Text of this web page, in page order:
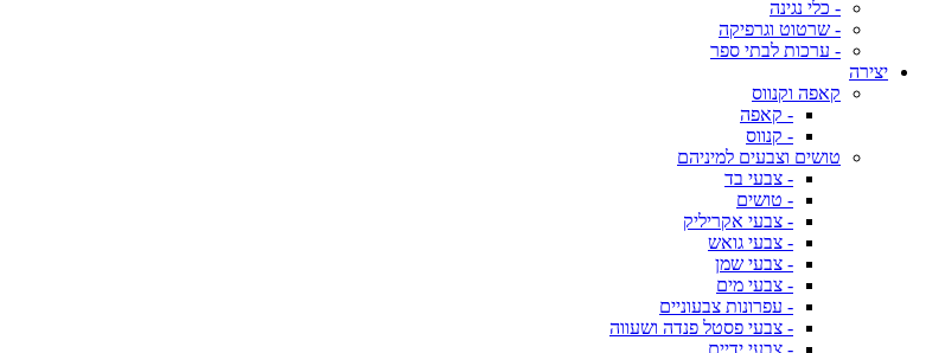
- כלי נגינה
- שרטוט וגרפיקה
- ערכות לבתי ספר
יצירה
קאפה וקנווס
- קאפה
- קנווס
טושים וצבעים למיניהם
- צבעי בד
- טושים
- צבעי אקריליק
- צבעי גואש
- צבעי שמן
- צבעי מים
- עפרונות צבעוניים
- צבעי פסטל פנדה ושעווה
- צבעי ידיים